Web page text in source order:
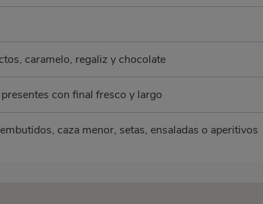
caramelo, regaliz y chocolate
con final fresco y largo
caza menor, setas, ensaladas o aperitivos